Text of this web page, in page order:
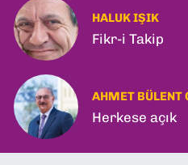
HALUK IŞIK
Fikr-i Takip
AHMET BÜLENT
Herkese açık